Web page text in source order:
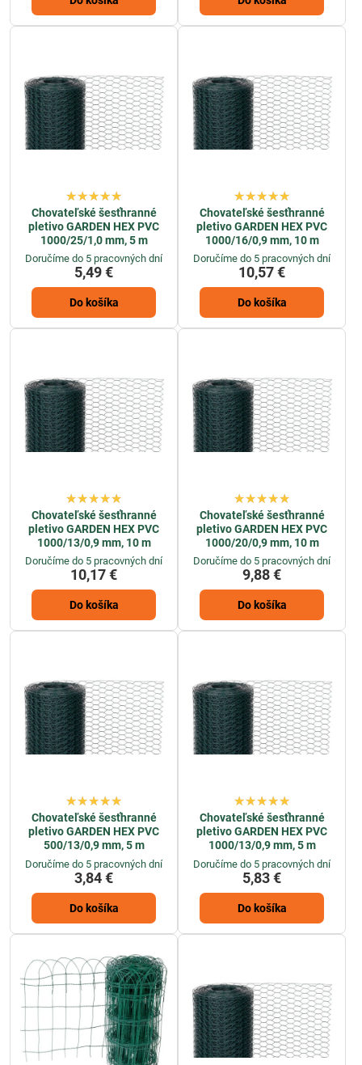
Chovateľské šesťhranné
pletivo GARDEN HEX PVC
1000/25/1,0 mm, 5 m
Doručíme do 5 pracovných dní
5,49 €
Do košíka
Chovateľské šesťhranné
pletivo GARDEN HEX PVC
1000/16/0,9 mm, 10 m
Doručíme do 5 pracovných dní
10,57 €
Do košíka
Chovateľské šesťhranné
pletivo GARDEN HEX PVC
1000/13/0,9 mm, 10 m
Doručíme do 5 pracovných dní
10,17 €
Do košíka
Chovateľské šesťhranné
pletivo GARDEN HEX PVC
1000/20/0,9 mm, 10 m
Doručíme do 5 pracovných dní
9,88 €
Do košíka
Chovateľské šesťhranné
pletivo GARDEN HEX PVC
500/13/0,9 mm, 5 m
Doručíme do 5 pracovných dní
3,84 €
Do košíka
Chovateľské šesťhranné
pletivo GARDEN HEX PVC
1000/13/0,9 mm, 5 m
Doručíme do 5 pracovných dní
5,83 €
Do košíka